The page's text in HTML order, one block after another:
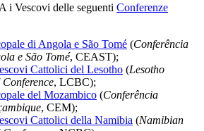
i Vescovi delle seguenti Conferenze
di Angola e São Tomé (Conferência
e São Tomé, CEAST);
Cattolici del Lesotho (Lesotho
, LCBC);
del Mozambico (Conferência
, CEM);
Cattolici della Namibia (Namibian